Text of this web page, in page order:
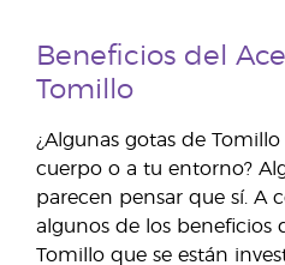
Beneficios del
Tomillo
¿Algunas gotas de
cuerpo o a tu entorno?
parecen pensar que sí. A
algunos de los beneficios
Tomillo que se están